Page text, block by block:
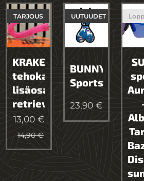
KRAKENCLAW
tehokas
lisäosa
retrieveriin
TARJOUS
13,00€
14,90€
BUNNYPOUCH
Sportsack
UUTUUDET
23,90 €